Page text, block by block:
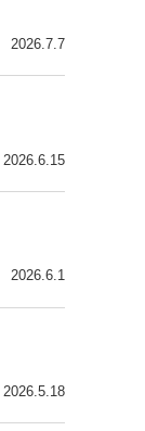
2026.7.7
2026.6.15
2026.6.1
2026.5.18